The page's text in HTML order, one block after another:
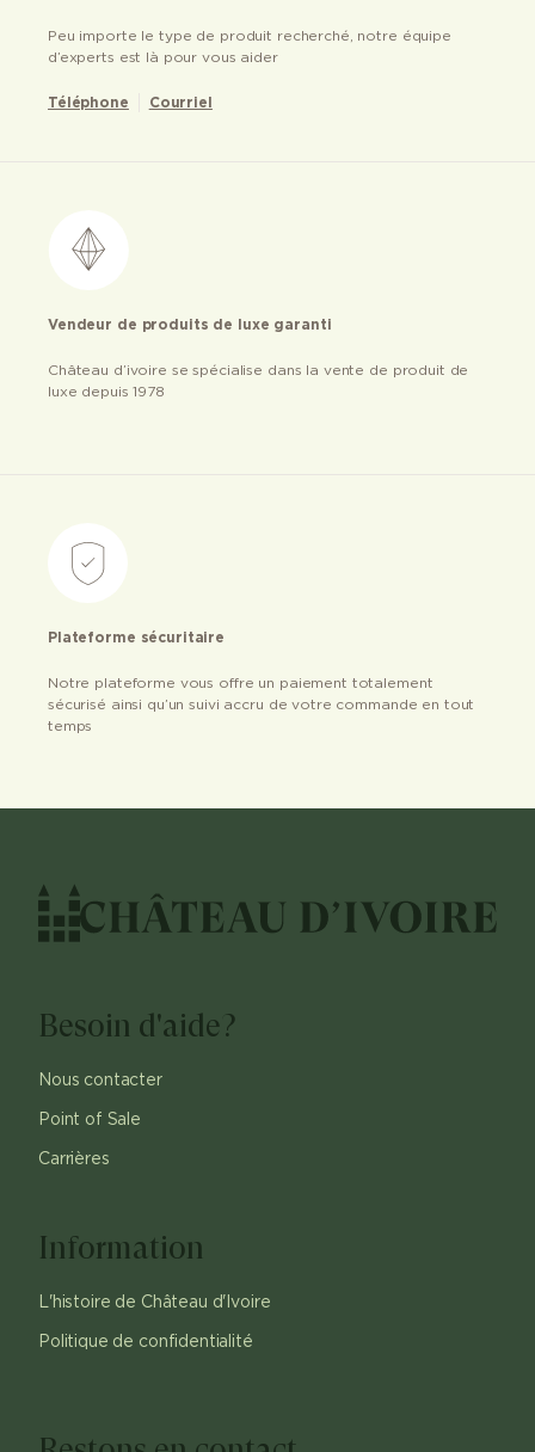
Peu importe le type de produit recherché, notre équipe
d’experts est là pour vous aider
Téléphone Courriel
Vendeur de produits de luxe garanti
Château d’ivoire se spécialise dans la vente de produit de
luxe depuis 1978
Plateforme sécuritaire
Notre plateforme vous offre un paiement totalement
sécurisé ainsi qu’un suivi accru de votre commande en tout
temps
Besoin d'aide?
Nous contacter
Point of Sale
Carrières
Information
L'histoire de Château d'Ivoire
Politique de confidentialité